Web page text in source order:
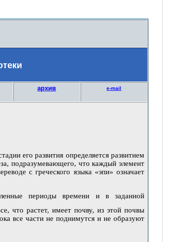
архив e-mail
его развития определяется развитием
подразумевающего, что каждый элемент
с греческого языка «эпи» означает
периоды времени и в заданной
что растет, имеет почву, из этой почвы
все части не поднимутся и не образуют